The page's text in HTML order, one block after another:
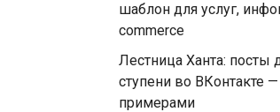
шаблон для услуг,
commerce
Лестница Ханта: посты
ступени во ВКонтакте —
примерами